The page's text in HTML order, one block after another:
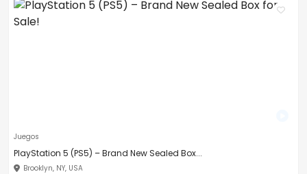
Juegos
PlayStation 5 (PS5) – Brand New Sealed Box...
Brooklyn, NY, USA